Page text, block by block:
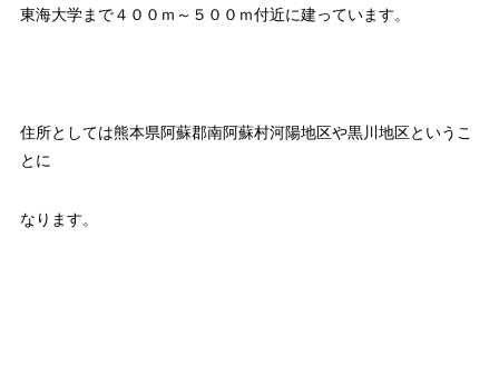
東海大学まで４００ｍ～５００ｍ付近に建っています。
住所としては熊本県阿蘇郡南阿蘇村河陽地区や黒川地区というこ
とに
なります。